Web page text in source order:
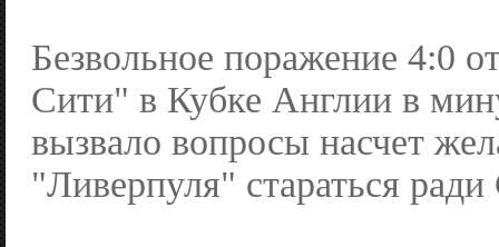
Безвольное поражение 4:0
Сити" в Кубке Англии в
вызвало вопросы насчет
"Ливерпуля" стараться ради